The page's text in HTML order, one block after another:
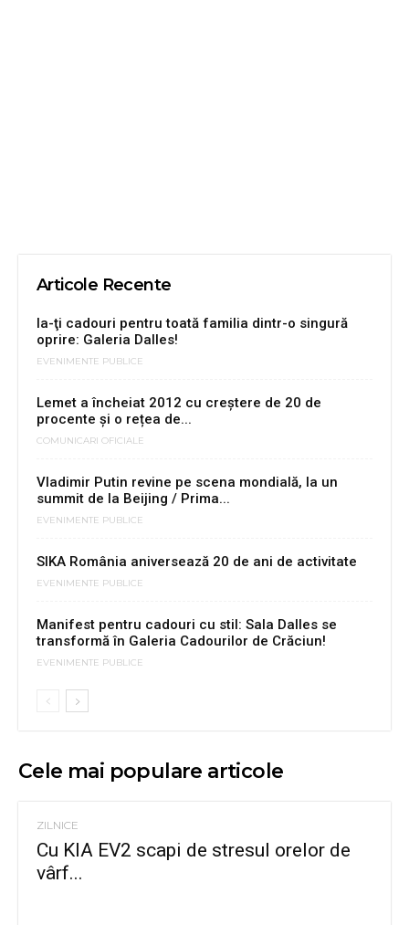
Articole Recente
Ia-ţi cadouri pentru toată familia dintr-o singură
oprire: Galeria Dalles!
EVENIMENTE PUBLICE
Lemet a încheiat 2012 cu creștere de 20 de
procente şi o rețea de...
COMUNICARI OFICIALE
Vladimir Putin revine pe scena mondială, la un
summit de la Beijing / Prima...
EVENIMENTE PUBLICE
SIKA România aniversează 20 de ani de activitate
EVENIMENTE PUBLICE
Manifest pentru cadouri cu stil: Sala Dalles se
transformă în Galeria Cadourilor de Crăciun!
EVENIMENTE PUBLICE
Cele mai populare articole
ZILNICE
Cu KIA EV2 scapi de stresul orelor de
vârf...